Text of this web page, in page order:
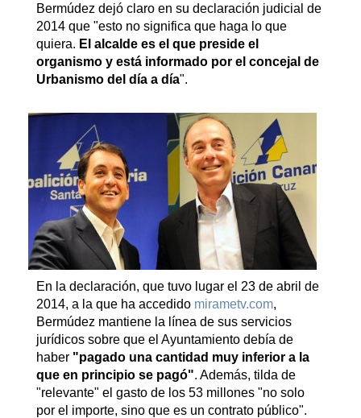
Bermúdez dejó claro en su declaración judicial de
2014 que "esto no significa que haga lo que
quiera. El alcalde es el que preside el
organismo y está informado por el concejal de
Urbanismo del día a día".
En la declaración, que tuvo lugar el 23 de abril de
2014, a la que ha accedido mirametv.com,
Bermúdez mantiene la línea de sus servicios
jurídicos sobre que el Ayuntamiento debía de
haber "pagado una cantidad muy inferior a la
que en principio se pagó". Además, tilda de
"relevante" el gasto de los 53 millones "no solo
por el importe, sino que es un contrato público".